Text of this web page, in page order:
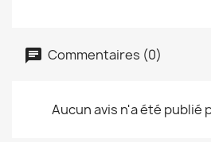
Commentaires (0)
Aucun avis n'a été publié